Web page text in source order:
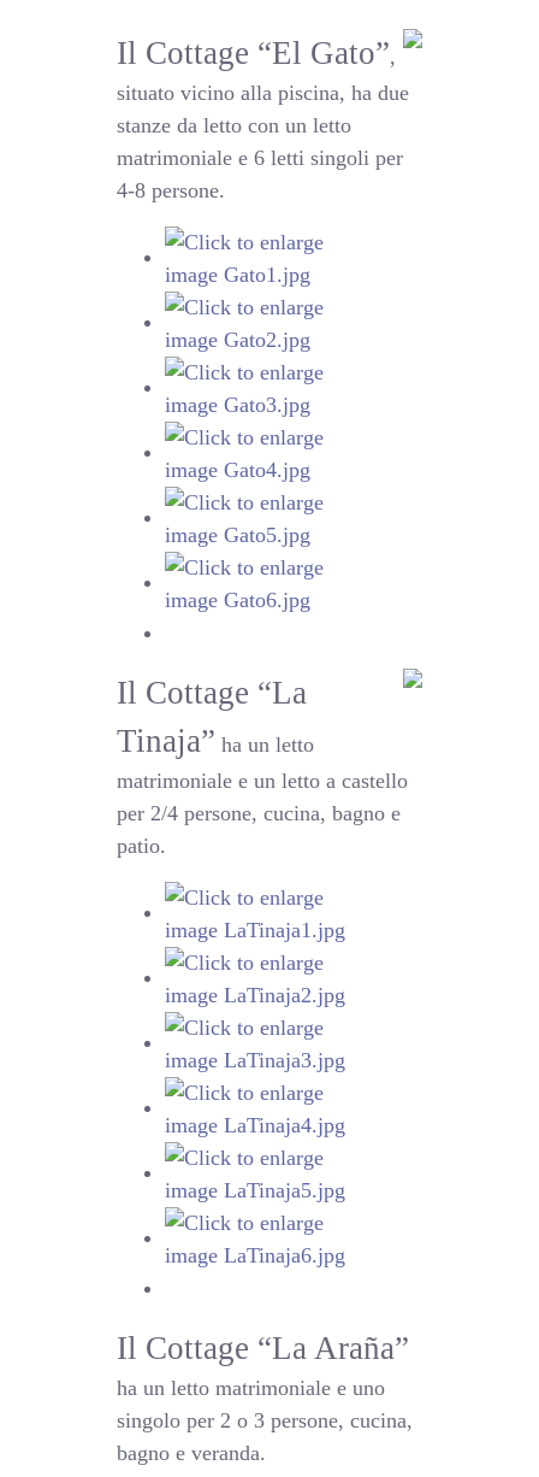
Il Cottage “El Gato”,
situato vicino alla piscina, ha due
stanze da letto con un letto
matrimoniale e 6 letti singoli per
4-8 persone.
Il Cottage “La
Tinaja” ha un letto
matrimoniale e un letto a castello
per 2/4 persone, cucina, bagno e
patio.
Il Cottage “La Araña”
ha un letto matrimoniale e uno
singolo per 2 o 3 persone, cucina,
bagno e veranda.